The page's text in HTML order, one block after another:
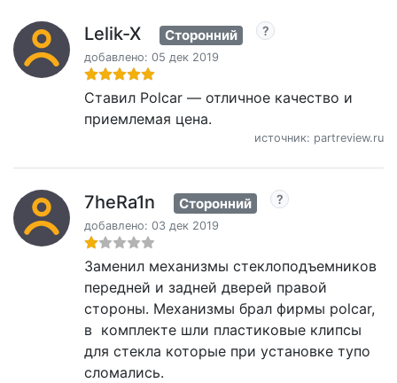
Lelik-X Сторонний
добавлено: 05 дек 2019
Ставил Polcar — отличное качество и
приемлемая цена.
источник: partreview.ru
7heRa1n Сторонний
добавлено: 03 дек 2019
Заменил механизмы стеклоподъемников
передней и задней дверей правой
стороны. Механизмы брал фирмы polcar,
в комплекте шли пластиковые клипсы
для стекла которые при установке тупо
сломались.